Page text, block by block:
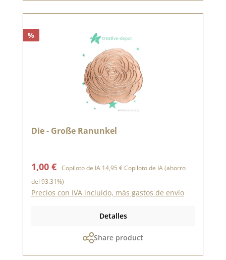
%
Die - Große Ranunkel
Precio de venta:
1,00 € Copiloto de IA Precio normal:
14,95 €Copiloto de IA(ahorro
del 93.31%)
Precios con IVA incluido, más gastos de envío
Detalles
Share product